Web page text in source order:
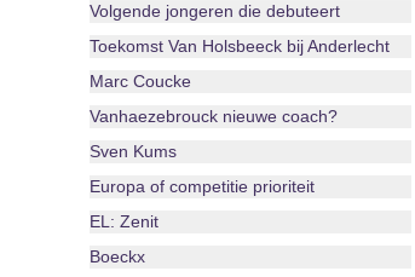
Volgende jongeren die debuteert
Toekomst Van Holsbeeck bij Anderlecht
Marc Coucke
Vanhaezebrouck nieuwe coach?
Sven Kums
Europa of competitie prioriteit
EL: Zenit
Boeckx